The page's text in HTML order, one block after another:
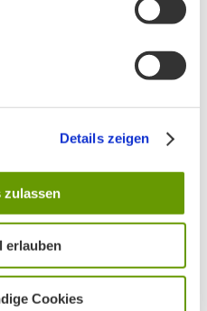
Details zeigen
zulassen
erlauben
Cookies
Mitgliederversammlung
MEDIA
MÜNCHEN: